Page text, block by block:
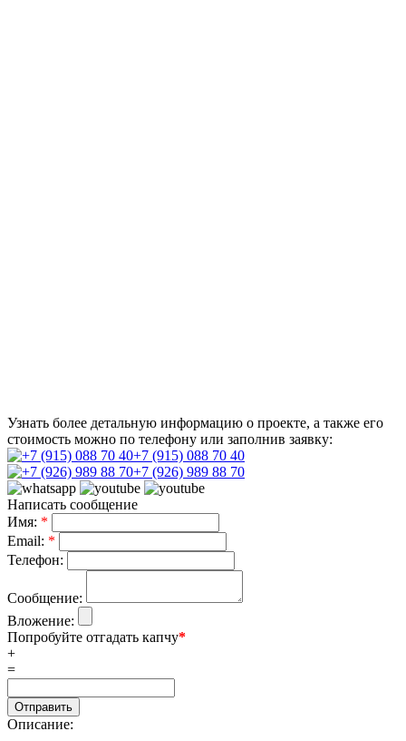
Узнать более детальную информацию о проекте, а также его
стоимость можно по телефону или заполнив заявку:
+7 (915) 088 70 40
+7 (926) 989 88 70
Написать сообщение
Имя: *
Email: *
Телефон:
Сообщение:
Вложение:
Попробуйте отгадать капчу*
+
=
Описание: